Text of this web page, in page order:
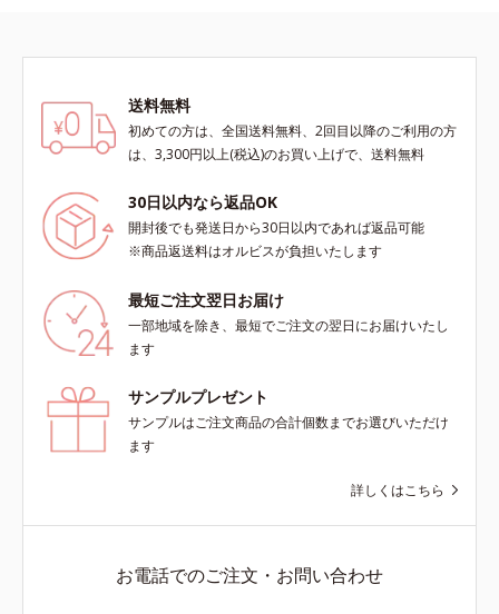
します。
送料無料
初めての方は、全国送料無料、2回目以降のご利用の方
は、3,300円以上(税込)のお買い上げで、送料無料
30日以内なら返品OK
開封後でも発送日から30日以内であれば返品可能
※商品返送料はオルビスが負担いたします
最短ご注文翌日お届け
一部地域を除き、最短でご注文の翌日にお届けいたし
ます
サンプルプレゼント
サンプルはご注文商品の合計個数までお選びいただけ
ます
詳しくはこちら
お電話でのご注文・お問い合わせ